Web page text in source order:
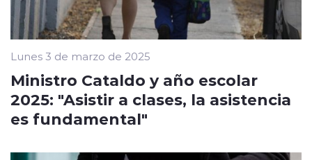
Lunes 3 de marzo de 2025
Ministro Cataldo y año escolar
2025: "Asistir a clases, la asistencia
es fundamental"